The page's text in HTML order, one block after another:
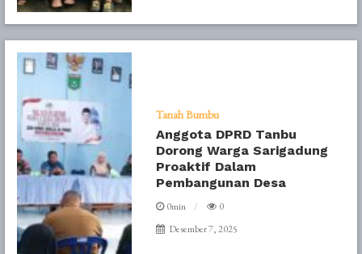
Tanah Bumbu
Anggota DPRD Tanbu
Dorong Warga Sarigadung
Proaktif Dalam
Pembangunan Desa
0min
0
Desember 7, 2025